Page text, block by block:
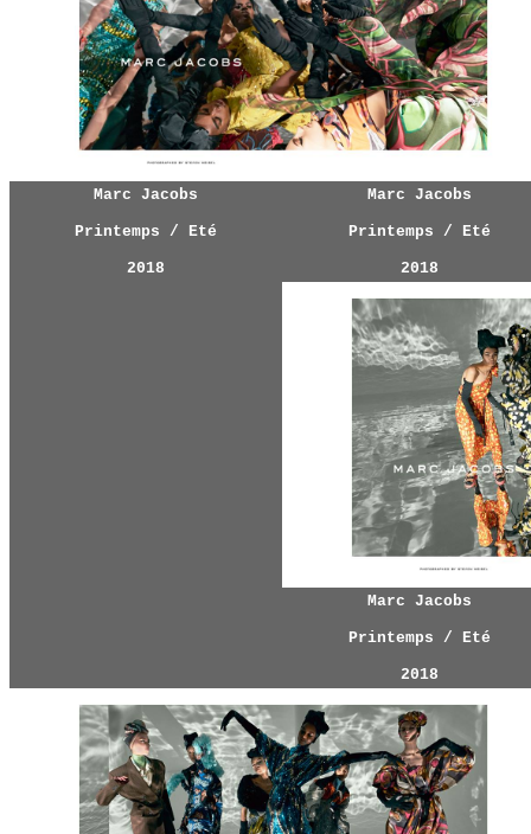
Marc Jacobs
Printemps / Eté
2018
Marc Jacobs
Printemps / Eté
2018
Marc Jacobs
Printemps / Eté
2018